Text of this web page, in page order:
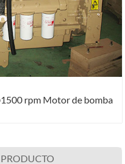
rpm Motor de bomba